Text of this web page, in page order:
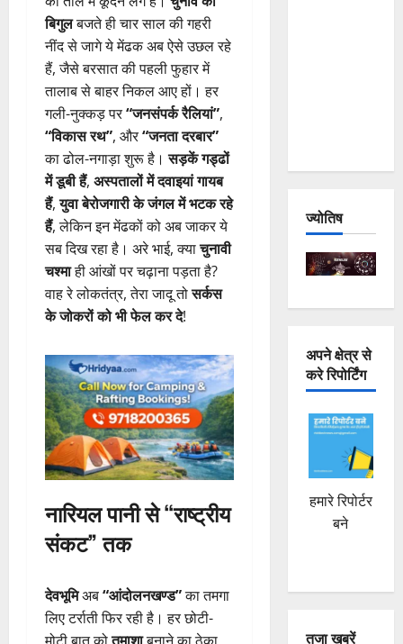
बिगुलबजते ही चार साल की गहरी
नींद से जागे ये मेंढक अब ऐसे उछल रहे
हैं, जैसे बरसात की पहली फुहार में
तालाब से बाहर निकल आए हों। हर
गली-नुक्कड़ पर“जनसंपर्क रैलियां”,
“विकास रथ”, और“जनता दरबार”
का ढोल-नगाड़ा शुरू है।सड़कें गड्ढों
में डूबी हैं, अस्पतालों में दवाइयां गायब
हैं,युवा बेरोजगारी के जंगल में भटक रहे
हैं, लेकिन इन मेंढकों को अब जाकर ये
सब दिख रहा है। अरे भाई, क्याचुनावी
चश्माही आंखों पर चढ़ाना पड़ता है?
वाह रे लोकतंत्र, तेरा जादू तोसर्कस
के जोकरों को भी फेल कर दे!
नारियल पानी से “राष्ट्रीय
संकट” तक
देवभूमिअब“आंदोलनखण्ड”का तमगा
लिए टर्राती फिर रही है। हर छोटी-
ज्योतिष
अपने क्षेत्र से
करे रिपोर्टिंग
हमारे रिपोर्टर
बने
तजा खबरें